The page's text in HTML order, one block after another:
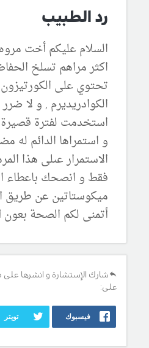
رد الطبيب
السلام عليكم أخت
اكثر مراهم تسلخ
تحتوي على الكورتيزون
الكوادريديرم , و لا
استخدمت لفترة قصيرة
و استمراها الدائم له
الاستمرار عىلى هذا
فقط و انصحك باعطاء
ميكوستاتين عن طريق
أتمنى لكم الصحة بعون
شارك الإستشارة و انشرها
على:
فيسبوك تويتر